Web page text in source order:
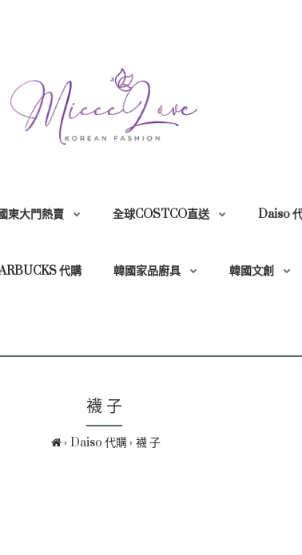
東大門熱賣 全球COSTCO直送 Daiso
代購 韓國家品廚具 韓國文創
襪 子
Daiso 代購 襪 子